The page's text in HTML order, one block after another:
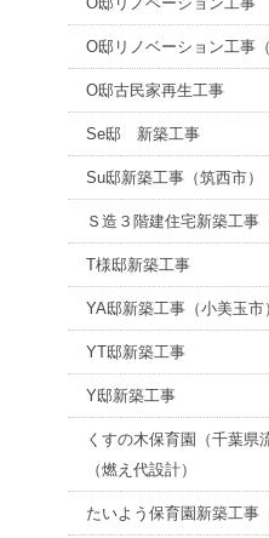
O邸リノベーション工事
O邸古民家再生工事
Se邸 新築工事
Su邸新築工事（筑西市）
Ｓ造３階建住宅新築工事
T様邸新築工事
YA邸新築工事（小美玉市
YT邸新築工事
Y邸新築工事
くすの木保育園（千葉県
（燃え代設計）
たいよう保育園新築工事